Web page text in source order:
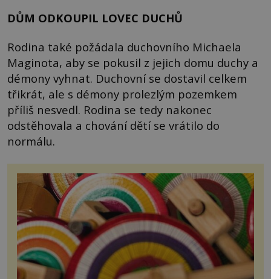
DŮM ODKOUPIL LOVEC DUCHŮ
Rodina také požádala duchovního Michaela
Maginota, aby se pokusil z jejich domu duchy a
démony vyhnat. Duchovní se dostavil celkem
třikrát, ale s démony prolezlým pozemkem
příliš nesvedl. Rodina se tedy nakonec
odstěhovala a chování dětí se vrátilo do
normálu.